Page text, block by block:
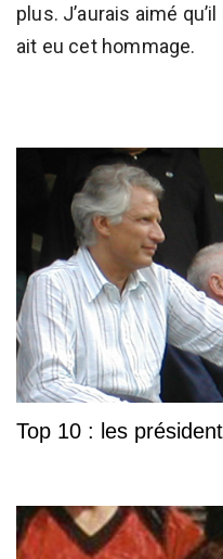
plus. J’aurais aimé
ait eu cet hommage.
Top 10 : les